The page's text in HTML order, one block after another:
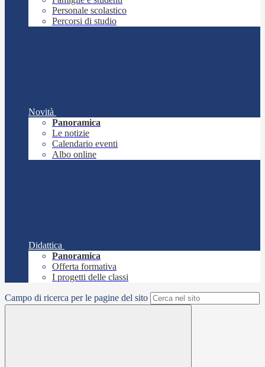
Personale scolastico
Percorsi di studio
Novità
Panoramica
Le notizie
Calendario eventi
Albo online
Didattica
Panoramica
Offerta formativa
I progetti delle classi
Campo di ricerca per le pagine del sito